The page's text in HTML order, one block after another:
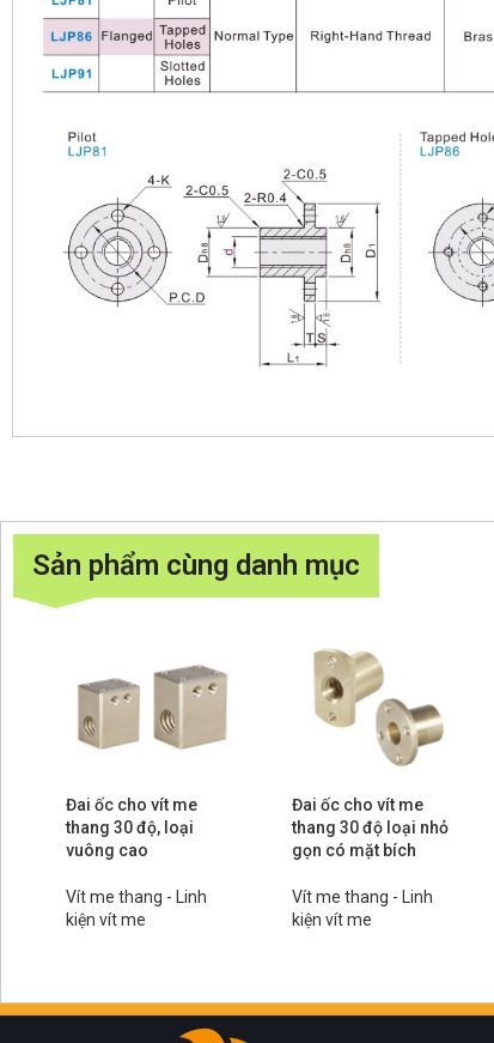
Sản phẩm cùng danh mục
Đai ốc cho vít me
thang 30 độ, loại
vuông cao
Vít me thang - Linh
kiện vít me
Đai ốc cho vít me
thang 30 độ loại nhỏ
gọn có mặt bích
Vít me thang - Linh
kiện vít me